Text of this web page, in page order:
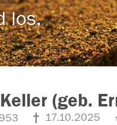
los,
(geb.
17.10.2025